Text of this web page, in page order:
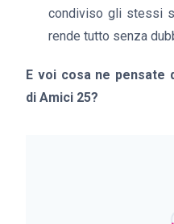
condiviso gli stessi
rende tutto senza
E voi cosa ne pensate
di Amici 25?